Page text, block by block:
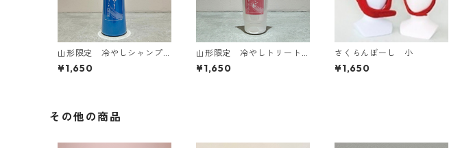
山形限定 冷やしシャンプ
ーはじめました
¥1,650
山形限定 冷やしトリート
メント はじめました
¥1,650
さくらんぼーし 小
¥1,650
その他の商品